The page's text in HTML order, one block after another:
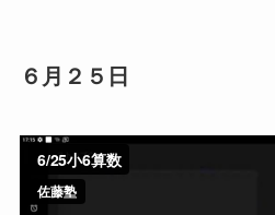
６月２５日